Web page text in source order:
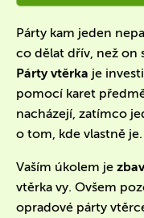
Párty kam jeden
co dělat dřív, než on
Párty vtěrka je
pomocí karet
nacházejí, zatímco
o tom, kde vlastně je.
Vaším úkolem je
vtěrka vy. Ovšem
opradové párty